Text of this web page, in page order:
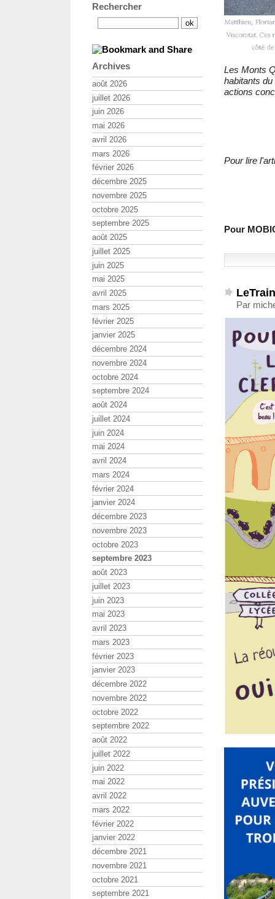
Les Monts
habitants
actions
Pour lire
Pour
Par
Rechercher
Archives
août 2026
juillet 2026
juin 2026
mai 2026
avril 2026
mars 2026
février 2026
décembre 2025
novembre 2025
octobre 2025
septembre 2025
août 2025
juillet 2025
juin 2025
mai 2025
avril 2025
mars 2025
février 2025
janvier 2025
décembre 2024
novembre 2024
octobre 2024
septembre 2024
août 2024
juillet 2024
juin 2024
mai 2024
avril 2024
mars 2024
février 2024
janvier 2024
décembre 2023
novembre 2023
octobre 2023
septembre 2023
août 2023
juillet 2023
juin 2023
mai 2023
avril 2023
mars 2023
février 2023
janvier 2023
décembre 2022
novembre 2022
octobre 2022
septembre 2022
août 2022
juillet 2022
juin 2022
mai 2022
avril 2022
mars 2022
février 2022
janvier 2022
décembre 2021
novembre 2021
octobre 2021
septembre 2021